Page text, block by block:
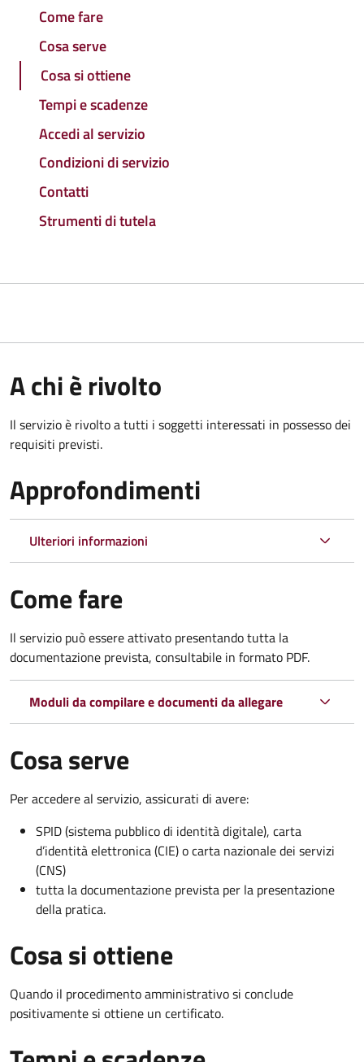
Come fare
Cosa serve
Cosa si ottiene
Tempi e scadenze
Accedi al servizio
Condizioni di servizio
Contatti
Strumenti di tutela
A chi è rivolto
Il servizio è rivolto a tutti i soggetti interessati in possesso dei
requisiti previsti.
Approfondimenti
Ulteriori informazioni
Come fare
Il servizio può essere attivato presentando tutta la
documentazione prevista, consultabile in formato PDF.
Moduli da compilare e documenti da allegare
Cosa serve
Per accedere al servizio, assicurati di avere:
SPID (sistema pubblico di identità digitale), carta
d’identità elettronica (CIE) o carta nazionale dei servizi
(CNS)
tutta la documentazione prevista per la presentazione
della pratica.
Cosa si ottiene
Quando il procedimento amministrativo si conclude
positivamente si ottiene un certificato.